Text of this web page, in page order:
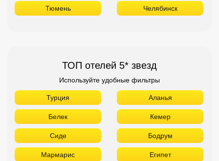
Тюмень Челябинск
ТОП отелей 5* звезд
Используйте удобные фильтры
Турция Аланья
Белек Кемер
Сиде Бодрум
Мармарис Египет